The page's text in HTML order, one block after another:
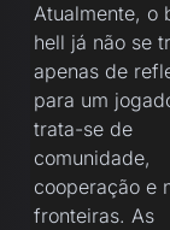
Atualmente, o
hell já não se
apenas de
para um
trata-se de
comunidade,
cooperação e
fronteiras. As